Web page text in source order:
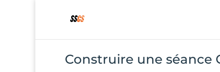
Construire une séance